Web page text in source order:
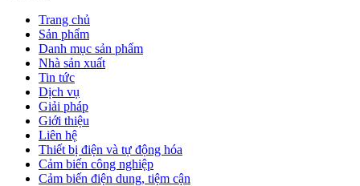
Trang chủ
Sản phẩm
Danh mục sản phẩm
Nhà sản xuất
Tin tức
Dịch vụ
Giải pháp
Giới thiệu
Liên hệ
Thiết bị điện và tự động hóa
Cảm biến công nghiệp
Cảm biến điện dung, tiệm cận